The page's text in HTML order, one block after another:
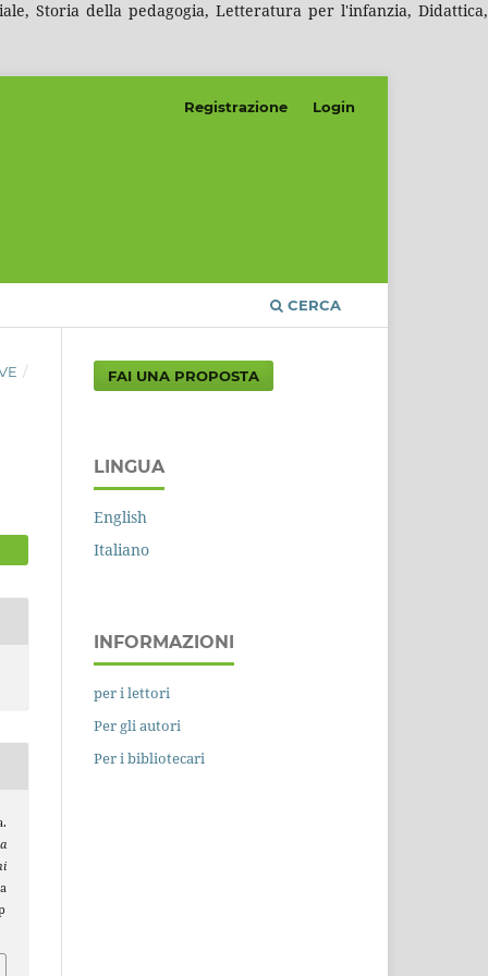
Storia della pedagogia, Letteratura per l'infanzia, Didattica,
CERCA
Registrazione Login
/
FAI UNA PROPOSTA
LINGUA
English
Italiano
INFORMAZIONI
per i lettori
Per gli autori
Per i bibliotecari